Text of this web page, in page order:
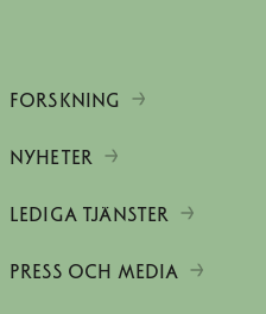
FORSKNING
NYHETER
LEDIGA TJÄNSTER
PRESS OCH MEDIA